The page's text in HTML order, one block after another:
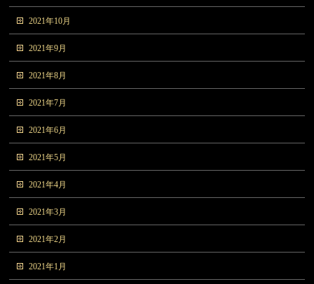
2021年10月
2021年9月
2021年8月
2021年7月
2021年6月
2021年5月
2021年4月
2021年3月
2021年2月
2021年1月